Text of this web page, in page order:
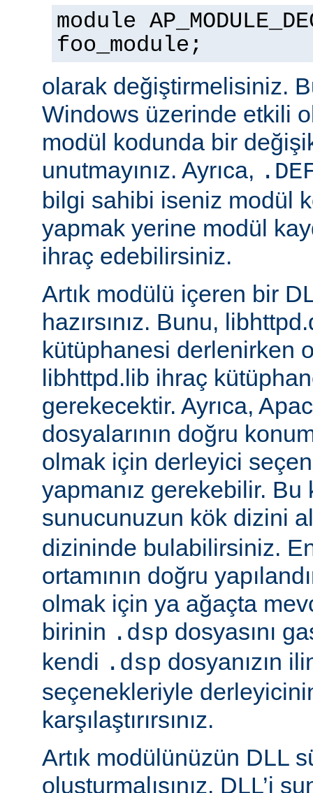
module
foo_module;
olarak değiştirmelisiniz.
Windows üzerinde etkili
modül kodunda bir
unutmayınız. Ayrıca,
bilgi sahibi iseniz modül
yapmak yerine modül
ihraç edebilirsiniz.
Artık modülü içeren bir
hazırsınız. Bunu,
kütüphanesi derlenirken
libhttpd.lib ihraç
gerekecektir. Ayrıca,
dosyalarının doğru
olmak için derleyici
yapmanız gerekebilir. Bu
sunucunuzun kök dizini
dizininde bulabilirsiniz.
ortamının doğru
olmak için ya ağaçta
birinin .dsp dosyasını
kendi .dsp dosyanızın
seçenekleriyle
karşılaştırırsınız.
Artık modülünüzün DLL
oluşturmalısınız. DLL’i